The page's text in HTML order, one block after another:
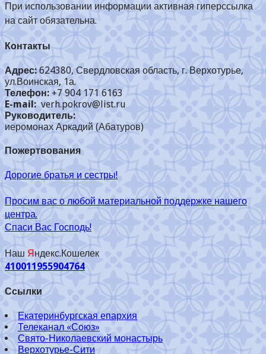
При использовании информации активная гиперссылка
на сайт обязательна.
Контакты
Адрес:624380, Свердловская область, г. Верхотурье,
ул.Воинская, 1а.
Телефон: +7 904 171 6163
E-mail: verh.pokrov@list.ru
Руководитель:
иеромонах Аркадий (Абатуров)
Пожертвования
Дорогие братья и сестры!
Просим вас о любой материальной поддержке нашего
центра.
Спаси Вас Господь!
Наш Яндекс.Кошелек
410011955904764
Ссылки
Екатеринбургская епархия
Телеканал «Союз»
Свято-Николаевский монастырь
Верхотурье-Сити